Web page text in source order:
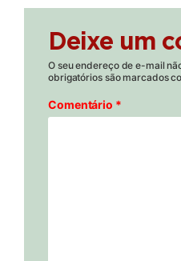
Deixe um
O seu endereço de e-mail
obrigatórios são marcados
Comentário *